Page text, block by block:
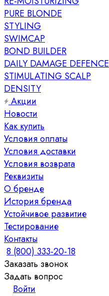
PURE BLONDE
STYLING
SWIMCAP
BOND BUILDER
DAILY DAMAGE DEFENCE
STIMULATING SCALP
DENSITY
Акции
Новости
Как купить
Условия оплаты
Условия доставки
Условия возврата
Реквизиты
О бренде
История бренда
Устойчивое развитие
Тестирование
Контакты
8 (800) 333-20-18
Заказать звонок
Задать вопрос
Войти